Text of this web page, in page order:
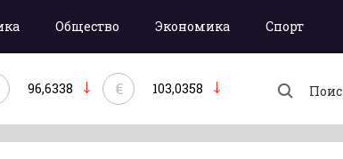
Общество Экономика Спорт
96,6338 € 103,0358